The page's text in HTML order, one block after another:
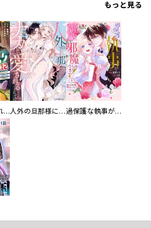
もっと見る
聖獣に育てられた少年の異世界ゆるり放浪記～神様からもらったチート魔法で、仲間たちとスローライフを満喫中～【分冊版】 人外の旦那様に娶られ毎晩ナカまで愛される…。アンソロジー 過保護な執事が私の婚活を邪魔してきます！ 分冊版